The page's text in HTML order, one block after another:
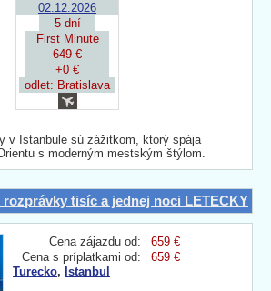
02.12.2026
5 dní
First Minute
649 €
+0 €
odlet: Bratislava
v Istanbule sú zážitkom, ktorý spája
s moderným mestským štýlom.
tisíc a jednej noci LETECKY
Cena zájazdu od:
659 €
Cena s príplatkami od:
659 €
Turecko, Istanbul